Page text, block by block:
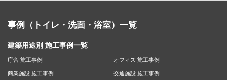
事例（トイレ・洗面・浴室）一覧
建築用途別 施工事例一覧
庁舎 施工事例 オフィス 施工事例
商業施設 施工事例 交通施設 施工事例